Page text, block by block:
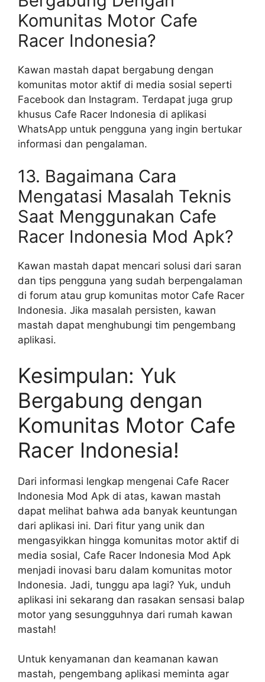
Komunitas Motor Cafe
Racer Indonesia?
Kawan mastah dapat bergabung dengan
komunitas motor aktif di media sosial seperti
Facebook dan Instagram. Terdapat juga grup
khusus Cafe Racer Indonesia di aplikasi
WhatsApp untuk pengguna yang ingin bertukar
informasi dan pengalaman.
13. Bagaimana Cara
Mengatasi Masalah Teknis
Saat Menggunakan Cafe
Racer Indonesia Mod Apk?
Kawan mastah dapat mencari solusi dari saran
dan tips pengguna yang sudah berpengalaman
di forum atau grup komunitas motor Cafe Racer
Indonesia. Jika masalah persisten, kawan
mastah dapat menghubungi tim pengembang
aplikasi.
Kesimpulan: Yuk
Bergabung dengan
Komunitas Motor Cafe
Racer Indonesia!
Dari informasi lengkap mengenai Cafe Racer
Indonesia Mod Apk di atas, kawan mastah
dapat melihat bahwa ada banyak keuntungan
dari aplikasi ini. Dari fitur yang unik dan
mengasyikkan hingga komunitas motor aktif di
media sosial, Cafe Racer Indonesia Mod Apk
menjadi inovasi baru dalam komunitas motor
Indonesia. Jadi, tunggu apa lagi? Yuk, unduh
aplikasi ini sekarang dan rasakan sensasi balap
motor yang sesungguhnya dari rumah kawan
mastah!
Untuk kenyamanan dan keamanan kawan
mastah, pengembang aplikasi meminta agar